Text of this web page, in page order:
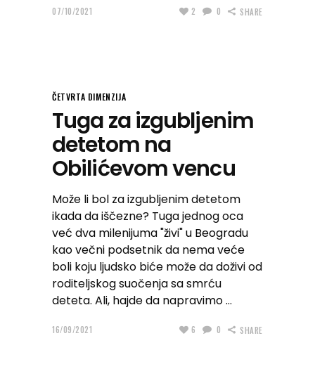
07/10/2021 2 0 SHARE
ČETVRTA DIMENZIJA
Tuga za izgubljenim
detetom na
Obilićevom vencu
Može li bol za izgubljenim detetom
ikada da iščezne? Tuga jednog oca
već dva milenijuma "živi" u Beogradu
kao večni podsetnik da nema veće
boli koju ljudsko biće može da doživi od
roditeljskog suočenja sa smrću
deteta. Ali, hajde da napravimo
16/09/2021 6 0 SHARE